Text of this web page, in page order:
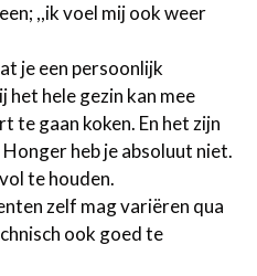
,,ik voel mij ook weer
je een persoonlijk
hele gezin kan mee
te gaan koken. En het zijn
heb je absoluut niet.
te houden.
zelf mag variëren qua
ook goed te